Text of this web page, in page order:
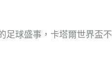
足球盛事，卡塔爾世界盃